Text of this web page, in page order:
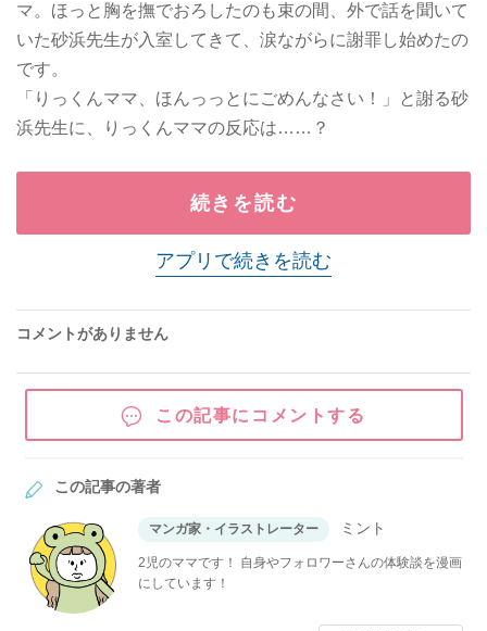
マ。ほっと胸を撫でおろしたのも束の間、外で話を聞いて
いた砂浜先生が入室してきて、涙ながらに謝罪し始めたの
です。
「りっくんママ、ほんっっとにごめんなさい！」と謝る砂
浜先生に、りっくんママの反応は……？
続きを読む
アプリで続きを読む
コメントがありません
この記事にコメントする
この記事の著者
マンガ家・イラストレーター ミント
2児のママです！ 自身やフォロワーさんの体験談を漫画
にしています！